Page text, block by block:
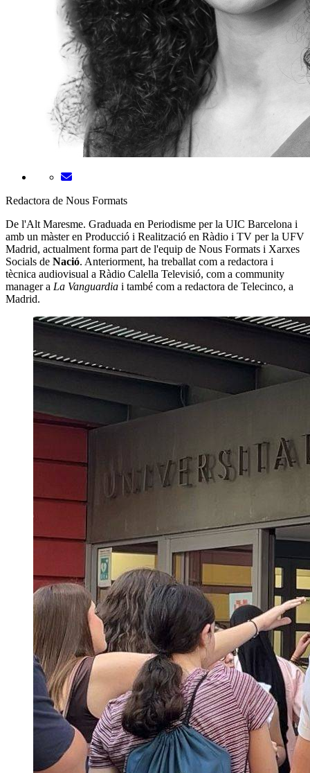
Redactora de Nous Formats
De l'Alt Maresme. Graduada en Periodisme per la UIC Barcelona i
amb un màster en Producció i Realització en Ràdio i TV per la UFV
Madrid, actualment forma part de l'equip de Nous Formats i Xarxes
Socials de Nació. Anteriorment, ha treballat com a redactora i
tècnica audiovisual a Ràdio Calella Televisió, com a community
manager a La Vanguardia i també com a redactora de Telecinco, a
Madrid.